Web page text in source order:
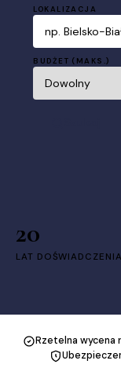
LOKALIZACJA
BUDŻET (MAKS.)
20
LAT
Rzetelna wycena